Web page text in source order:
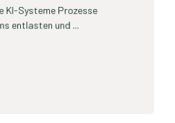
KI-Systeme Prozesse
entlasten und ...